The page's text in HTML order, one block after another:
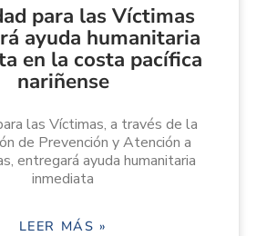
para las Víctimas
ayuda humanitaria
en la costa pacífica
nariñense
las Víctimas, a través de la
de Prevención y Atención a
entregará ayuda humanitaria
inmediata
LEER MÁS »